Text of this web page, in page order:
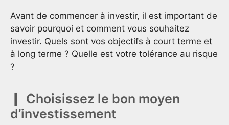
Avant de commencer à investir, il est important de
savoir pourquoi et comment vous souhaitez
investir. Quels sont vos objectifs à court terme et
à long terme ? Quelle est votre tolérance au risque
?
Choisissez le bon moyen
d’investissement